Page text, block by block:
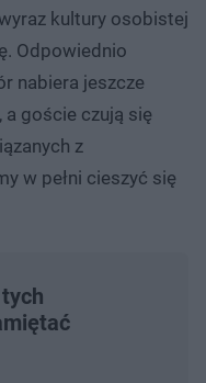
kultury osobistej
Odpowiednio
nabiera jeszcze
goście czują się
z
w pełni cieszyć się